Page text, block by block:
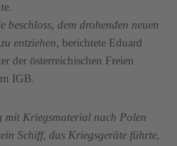
beschloss, dem drohenden neuen
entziehen, berichtete Eduard
der österreichischen Freien
IGB.
mit Kriegsmaterial nach Polen
Schiff, das Kriegsgeräte führte,